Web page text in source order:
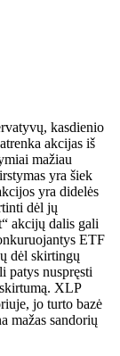
kasdienio
akcijas iš
mažiau
yra šiek
yra didelės
dėl jų
akcijų dalis gali
ETF
dėl skirtingų
patys nuspręsti
XLP
jo turto bazė
mažas sandorių